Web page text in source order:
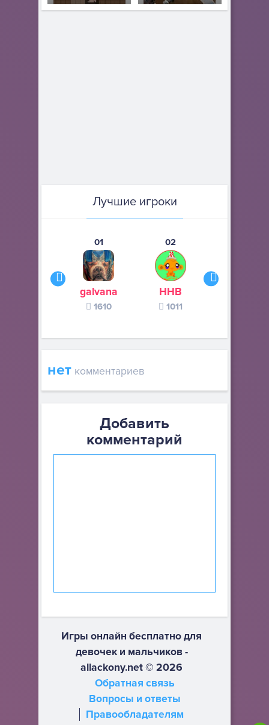
Лучшие игроки
01
galvana
1610
02
ННВ
1011
нет комментариев
Добавить
комментарий
Игры онлайн бесплатно для
девочек и мальчиков -
allackony.net © 2026
Обратная связь
Вопросы и ответы
Правообладателям